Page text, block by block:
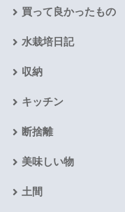
買って良かったもの
水栽培日記
収納
キッチン
断捨離
美味しい物
土間